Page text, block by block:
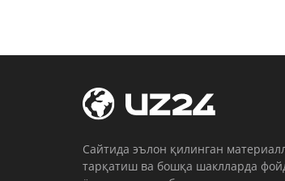
Cайтида эълон қилинган
тарқатиш ва бошқа шаклларда